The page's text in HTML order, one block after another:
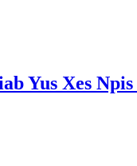
Yus Xes